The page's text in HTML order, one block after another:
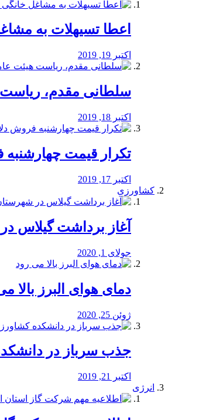
️اعطا تسیهلات به
اکتبر 19, 2019
سلطانی مقدم، ریاست
اکتبر 18, 2019
تکرار قیمت چهارشنبه
اکتبر 17, 2019
کشاورزی
آغاز برداشت گیلاس
جولای 1, 2020
دمای هوای البرز بالا
ژوئن 25, 2020
جذب سرباز در
اکتبر 21, 2019
انرژی